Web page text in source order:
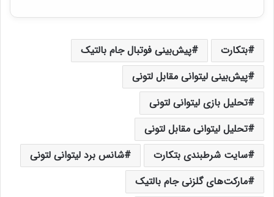
بتکارت
پیش‌بینی فوتبال جام بالتیک
پیش‌بینی لیتوانی مقابل لتونی
تحلیل بازی لیتوانی لتونی
تحلیل لیتوانی مقابل لتونی
سایت شرطبندی بتکارت
شانس برد لیتوانی لتونی
مارکت‌های گلزنی جام بالتیک